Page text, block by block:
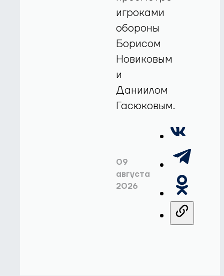
игроками
обороны
Борисом
Новиковым
и
Даниилом
Гасюковым.
09
августа
2026